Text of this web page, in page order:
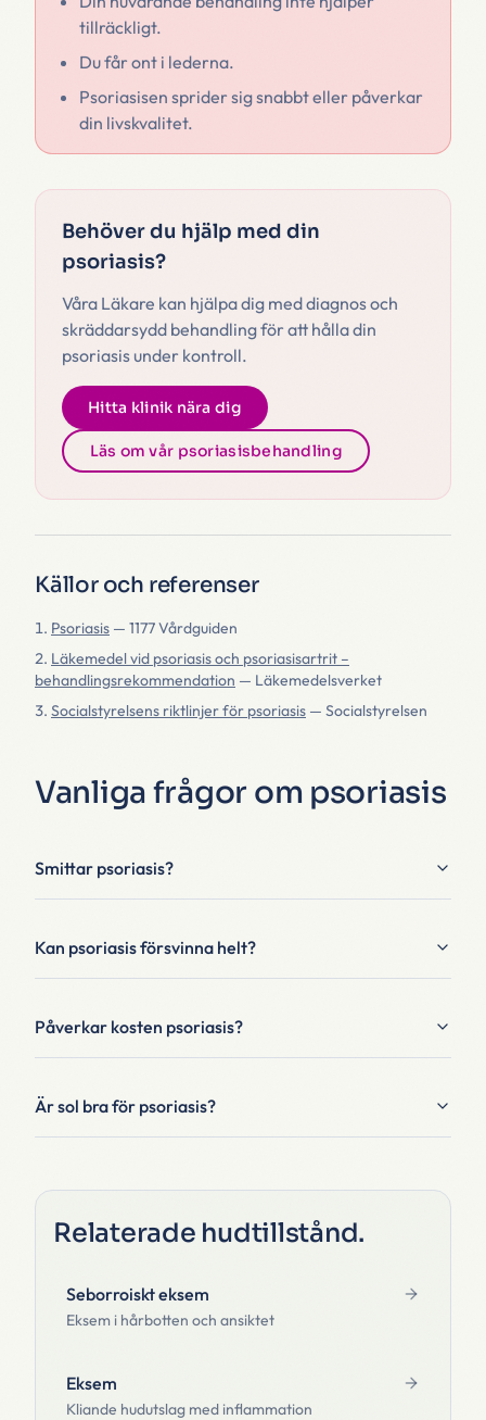
tillräckligt.
Du får ont i lederna.
Psoriasisen sprider sig snabbt eller påverkar
din livskvalitet.
Behöver du hjälp med din
psoriasis?
Våra Läkare kan hjälpa dig med diagnos och
skräddarsydd behandling för att hålla din
psoriasis under kontroll.
Hitta klinik nära dig
Läs om vår psoriasisbehandling
Källor och referenser
Psoriasis — 1177 Vårdguiden
Läkemedel vid psoriasis och psoriasisartrit –
behandlingsrekommendation — Läkemedelsverket
Socialstyrelsens riktlinjer för psoriasis — Socialstyrelsen
Vanliga frågor om psoriasis
Smittar psoriasis?
Kan psoriasis försvinna helt?
Påverkar kosten psoriasis?
Är sol bra för psoriasis?
Relaterade hudtillstånd.
Seborroiskt eksem
Eksem i hårbotten och ansiktet
Eksem
Kliande hudutslag med inflammation